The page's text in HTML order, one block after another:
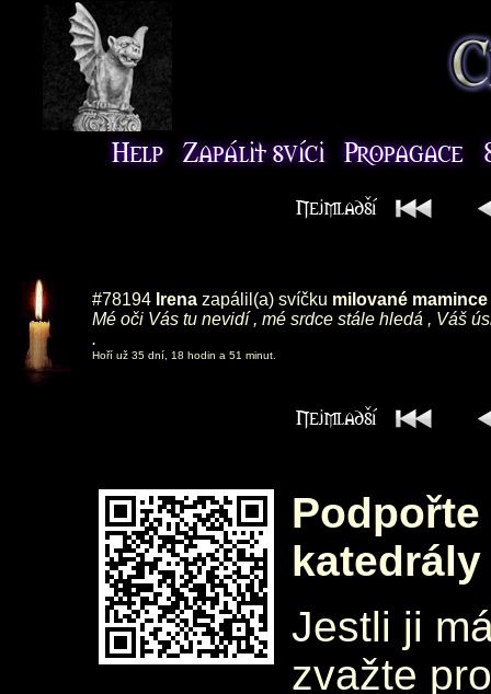
#78194 Irena zapálil(a) svíčku milované
Mé oči Vás tu nevidí , mé srdce stále hledá , Váš
.
Hoří už 35 dní, 18 hodin a 51 minut.
katedrály
Jestli ji
zvažte